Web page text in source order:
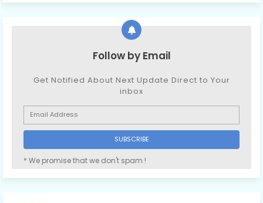
Follow by Email
Get Notified About Next Update Direct to Your
inbox
* We promise that we don't spam !